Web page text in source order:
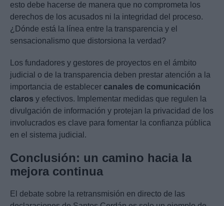
esto debe hacerse de manera que no comprometa los
derechos de los acusados ni la integridad del proceso.
¿Dónde está la línea entre la transparencia y el
sensacionalismo que distorsiona la verdad?
Los fundadores y gestores de proyectos en el ámbito
judicial o de la transparencia deben prestar atención a la
importancia de establecer canales de comunicación
claros y efectivos. Implementar medidas que regulen la
divulgación de información y protejan la privacidad de los
involucrados es clave para fomentar la confianza pública
en el sistema judicial.
Conclusión: un camino hacia la
mejora continua
El debate sobre la retransmisión en directo de las